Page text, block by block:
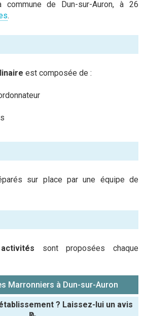
commune de Dun-sur-Auron, à 26
.
est composée de :
sur place par une équipe de
sont proposées chaque
Marronniers à Dun-sur-Auron
? Laissez-lui un avis